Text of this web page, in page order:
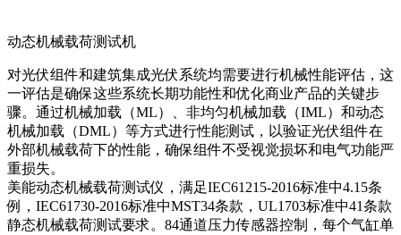
动态机械载荷测试机
对光伏组件和建筑集成光伏系统均需要进行机械性能评估，这
一评估是确保这些系统长期功能性和优化商业产品的关键步
骤。通过机械加载（ML）、非均匀机械加载（IML）和动态
机械加载（DML）等方式进行性能测试，以验证光伏组件在
外部机械载荷下的性能，确保组件不受视觉损坏和电气功能严
重损失。
美能动态机械载荷测试仪，满足IEC61215-2016标准中4.15条
例，IEC61730-2016标准中MST34条款，UL1703标准中41条款
静态机械载荷测试要求。84通道压力传感器控制，每个气缸单